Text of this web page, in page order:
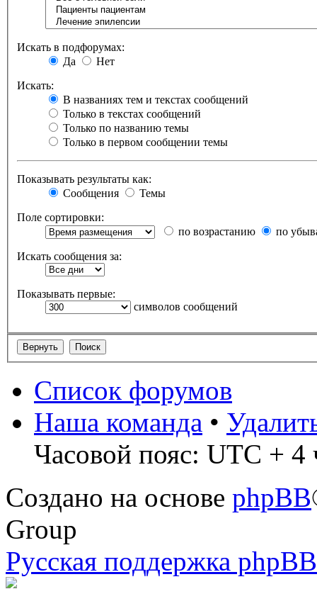
Искать в подфорумах:
Да
Нет
Искать:
В названиях тем и текстах сообщений
Только в текстах сообщений
Только по названию темы
Только в первом сообщении темы
Показывать результаты как:
Сообщения
Темы
Поле сортировки:
по возрастанию
по
Искать сообщения за:
Показывать первые:
символов сообщений
Список форумов
Наша команда •
Часовой пояс: UTC + 4
Создано на основе phpBB
Group
Русская поддержка phpBB